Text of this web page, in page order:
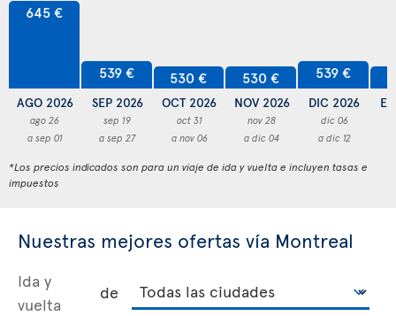
645 €
AGO 2026
ago 26
a sep 01
539 €
SEP 2026
sep 19
a sep 27
530 €
OCT 2026
oct 31
a nov 06
530 €
NOV 2026
nov 28
a dic 04
539 €
DIC 2026
dic 06
a dic 12
*Los precios indicados son para un viaje de ida y vuelta e incluyen tasas e
impuestos
Nuestras mejores ofertas vía Montreal
Ida y
vuelta
de